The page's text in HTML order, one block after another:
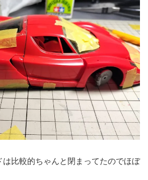
は比較的ちゃんと閉まってたのでほぼ